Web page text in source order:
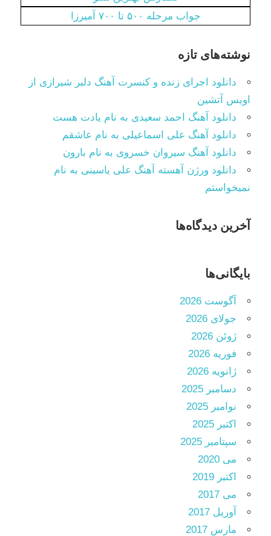
جواب مرحله ۵۰۰ تا ۷۰۰ آمیرزا
نوشته‌های تازه
دانلود اجرای زنده و کنسرت آهنگ دلبر شیرازی از
اویس آتشین
دانلود آهنگ احمد سعیدی به نام یادت هست
دانلود آهنگ علی اسماعیلی به نام عاشقم
دانلود آهنگ سیروان خسروی به نام بارون
دانلود ورژن آهسته آهنگ علی یاسینی به نام
نمیخواستم
آخرین دیدگاه‌ها
بایگانی‌ها
آگوست 2026
جولای 2026
ژوئن 2026
فوریه 2026
ژانویه 2026
دسامبر 2025
نوامبر 2025
اکتبر 2025
سپتامبر 2025
می 2020
اکتبر 2019
می 2017
آوریل 2017
مارس 2017